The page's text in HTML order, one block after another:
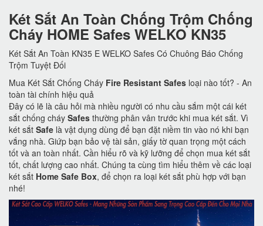
Két Sắt An Toàn Chống Trộm Chống
Cháy HOME Safes WELKO KN35
Két Sắt An Toàn KN35 E WELKO Safes Có Chuông Báo Chống
Trộm Tuyệt Đối
Mua Két Sắt Chống Cháy Fire Resistant Safes loại nào tốt? - An
toàn tài chính hiệu quả
Đây có lẽ là câu hỏi mà nhiều người có nhu cầu sắm một cái két
sắt chống cháy Safes thường phân vân trước khi mua két sắt. Vì
két sắt Safe là vật dụng dùng để bạn đặt niềm tin vào nó khi bạn
vắng nhà. Giứp bạn bảo vệ tài sản, giấy tờ quan trọng một cách
tốt và an toàn nhất. Cần hiểu rõ và kỹ lưỡng để chọn mua két sắt
tốt, chất lượng cao nhất. Chúng ta cùng tìm hiểu thêm về các loại
két sắt Home Safe Box, để chọn ra loại két sắt phù hợp với bạn
nhé!